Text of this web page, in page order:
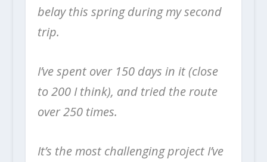
belay this spring during my second
trip.
I’ve spent over 150 days in it (close
to 200 I think), and tried the route
over 250 times.
It’s the most challenging project I’ve